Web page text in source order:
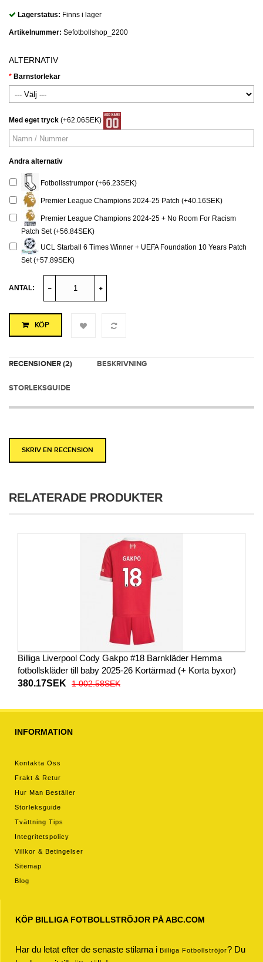
Lagerstatus: Finns i lager
Artikelnummer: Sefotbollshop_2200
ALTERNATIV
Barnstorlekar
Med eget tryck (+62.06SEK)
Andra alternativ
Fotbollsstrumpor (+66.23SEK)
Premier League Champions 2024-25 Patch (+40.16SEK)
Premier League Champions 2024-25 + No Room For Racism
Patch Set (+56.84SEK)
UCL Starball 6 Times Winner + UEFA Foundation 10 Years Patch
Set (+57.89SEK)
ANTAL:
KÖP
RECENSIONER (2) BESKRIVNING
STORLEKSGUIDE
SKRIV EN RECENSION
RELATERADE PRODUKTER
Billiga Liverpool Cody Gakpo #18 Barnkläder Hemma
fotbollskläder till baby 2025-26 Kortärmad (+ Korta byxor)
380.17SEK
1 002.58SEK
INFORMATION
Kontakta Oss
Frakt & Retur
Hur Man Beställer
Storleksguide
Tvättning Tips
Integritetspolicy
Villkor & Betingelser
Sitemap
Blog
KÖP BILLIGA FOTBOLLSTRÖJOR PÅ ABC.COM
Har du letat efter de senaste stilarna i Billiga Fotbollströjor? Du